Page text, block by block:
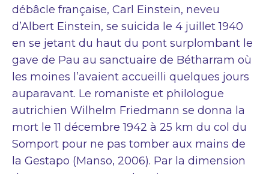
débâcle française, Carl Einstein, neveu
d’Albert Einstein, se suicida le 4 juillet 1940
en se jetant du haut du pont surplombant le
gave de Pau au sanctuaire de Bétharram où
les moines l’avaient accueilli quelques jours
auparavant. Le romaniste et philologue
autrichien Wilhelm Friedmann se donna la
mort le 11 décembre 1942 à 25 km du col du
Somport pour ne pas tomber aux mains de
la Gestapo (Manso, 2006). Par la dimension